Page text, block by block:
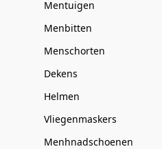
Mentuigen
Menbitten
Menschorten
Dekens
Helmen
Vliegenmaskers
Menhnadschoenen